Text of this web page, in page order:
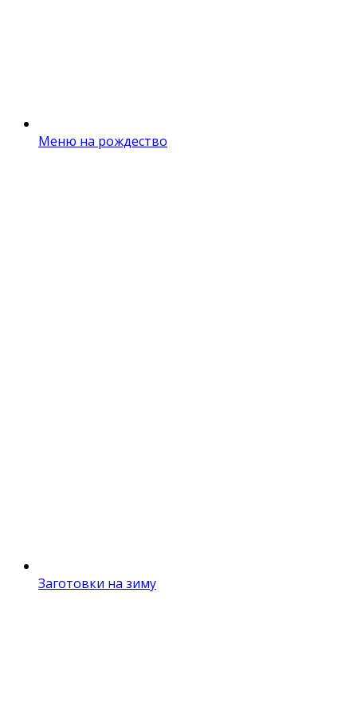
Меню на рождество
Заготовки на зиму